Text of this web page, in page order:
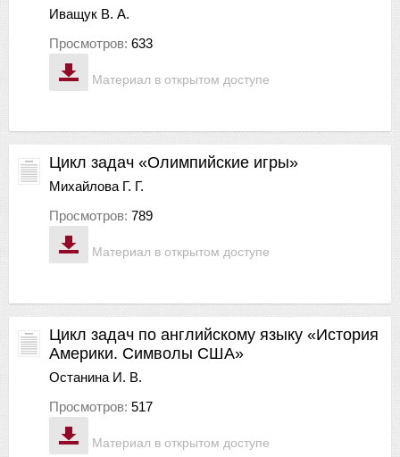
Материал в открытом доступе
Иващук В. А.
Просмотров: 633
Материал в открытом доступе
Цикл задач «Олимпийские игры»
Михайлова Г. Г.
Просмотров: 789
Материал в открытом доступе
Цикл задач по английскому языку «История
Америки. Символы США»
Останина И. В.
Просмотров: 517